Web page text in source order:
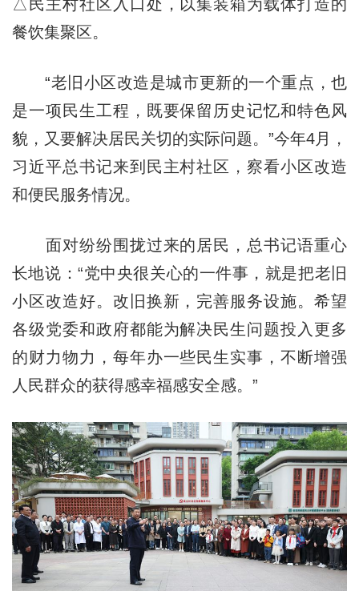
△民主村社区入口处，以集装箱为载体打造的
餐饮集聚区。
“老旧小区改造是城市更新的一个重点，也
是一项民生工程，既要保留历史记忆和特色风
貌，又要解决居民关切的实际问题。”今年4月，
习近平总书记来到民主村社区，察看小区改造
和便民服务情况。
面对纷纷围拢过来的居民，总书记语重心
长地说：“党中央很关心的一件事，就是把老旧
小区改造好。改旧换新，完善服务设施。希望
各级党委和政府都能为解决民生问题投入更多
的财力物力，每年办一些民生实事，不断增强
人民群众的获得感幸福感安全感。”